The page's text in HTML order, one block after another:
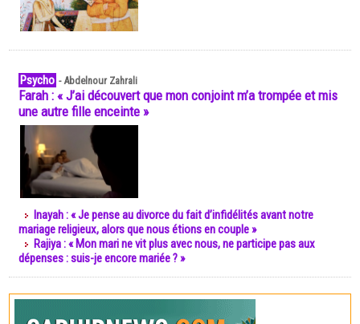
Psycho -Abdelnour Zahrali
Farah : « J’ai découvert que mon conjoint m’a trompée et mis
une autre fille enceinte »
Inayah : « Je pense au divorce du fait d’infidélités avant notre
mariage religieux, alors que nous étions en couple »
Rajiya : « Mon mari ne vit plus avec nous, ne participe pas aux
dépenses : suis-je encore mariée ? »